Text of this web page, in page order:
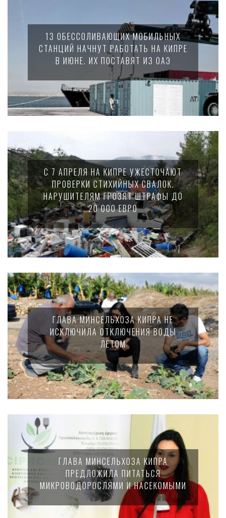
13 ОБЕССОЛИВАЮЩИХ МОБИЛЬНЫХ
СТАНЦИЙ НАЧНУТ РАБОТАТЬ НА КИПРЕ
В ИЮНЕ. ИХ ПОСТАВЯТ ИЗ ОАЭ
С 7 АПРЕЛЯ НА КИПРЕ УЖЕСТОЧАЮТ
ПРОВЕРКИ СТИХИЙНЫХ СВАЛОК.
НАРУШИТЕЛЯМ ГРОЗЯТ ШТРАФЫ ДО
20 000 ЕВРО
ГЛАВА МИНСЕЛЬХОЗА КИПРА НЕ
ИСКЛЮЧИЛА ОТКЛЮЧЕНИЯ ВОДЫ
ЛЕТОМ
ГЛАВА МИНСЕЛЬХОЗА КИПРА
ПРЕДЛОЖИЛА ПИТАТЬСЯ
МИКРОВОДОРОСЛЯМИ И НАСЕКОМЫМИ